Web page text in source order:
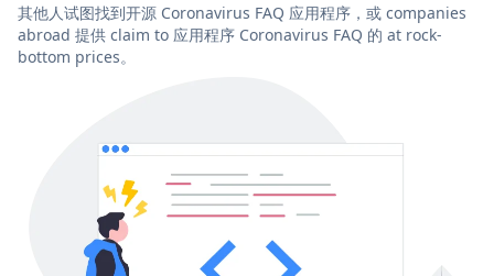
其他人试图找到开源 Coronavirus FAQ 应用程序，或 companies
abroad 提供 claim to 应用程序 Coronavirus FAQ 的 at rock-
bottom prices。